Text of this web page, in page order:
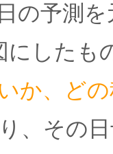
の予測
にしたも
か、ど
、その